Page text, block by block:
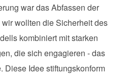
war das Abfassen der
wollten die Sicherheit des
kombiniert mit starken
die sich engagieren - das
Diese Idee stiftungskonform